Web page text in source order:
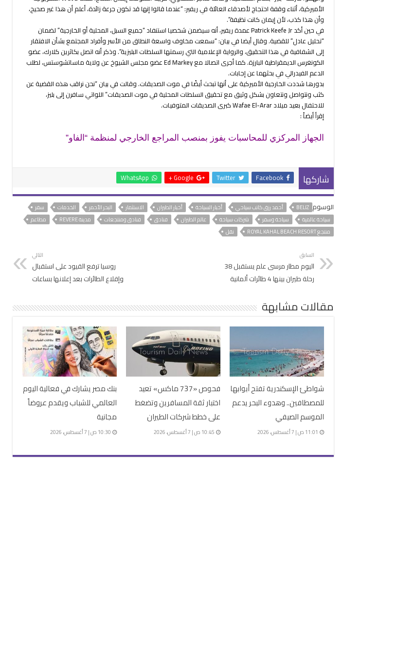
الأميركية، أثناء وقفة احتجاج لأصدقاء العائلة في ريفير: “عندما قالوا إنها قد تكون جرعة زائدة، أعلم أن هذا غير صحيح،
وأن هذا كذب، لأن إيمان كانت نظيفة”.
في حين أكد Patrick Keefe Jr عمدة ريفير، أنه سيضمن شخصيا استنفاد “جميع السبل، المحلية أو الخارجية” لضمان
“تحليل عادل” للقضية. وقال أيضا في بيان: “سمعت مخاوف واسعة النطاق من الأسر وأفراد المجتمع بشأن الافتقار
إلى الشفافية في هذا التحقيق، والرواية الإعلامية التي رسمتها السلطات البليزية”. وذكر أنه اتصل بكاثرين كلارك، عضو
الكونغرس الديمقراطية البارزة. كما أجرى اتصالا مع Ed Markey عضو مجلس الشيوخ عن ولاية ماساتشوستس، لطلب
الدعم الفيدرالي في بحثهما عن إجابات.
بدورها شددت الخارجية الأميركية على أنها تبحث أيضًا في موت الصديقات. وقالت في بيان “نحن نراقب هذه القضية عن
كثب ونتواصل ونتعاون بشكل وثيق مع تحقيق السلطات المحلية في موت الصديقات” اللواتي سافرن إلى بليز،
للاحتفال بعيد ميلاد Wafae El-Arar كبرى الصديقات المتوفيات.
إقرأ أيضاً :
الجهاز المركزي للمحاسبات يفوز بمنصب المراجع الخارجي لمنظمة “الفاو”
شاركها Facebook
Twitter
Google +
WhatsApp
الوسوم BELIZ أحمد رزق كاتب سياحي أخبار السياحة أخبار الطيران الاستثمار البحر الأحمر الخدمات
سفر
سياحة عالمية
سياحة وسفر شركات سياحة عالم الطيران فنادق فنادق ومنتجعات مدينة REVERE
مطاعم
منتجع ROYAL KAHAL BEACH RESORT
نقل
السابق
اليوم مطار مرسى علم يستقبل 38
رحلة طيران بينها 4 طائرات ألمانية
التالي
روسيا ترفع القيود على استقبال
وإقلاع الطائرات بعد إعلانها بساعات
مقالات مشابهة
شواطئ الإسكندرية تفتح أبوابها
للمصطافين.. وهدوء البحر يدعم
الموسم الصيفي
11:01 ص | 7 أغسطس، 2026
فحوص «737 ماكس» تعيد
اختبار ثقة المسافرين وتضغط
على خطط شركات الطيران
10:45 ص | 7 أغسطس، 2026
بنك مصر يشارك في فعالية اليوم
العالمي للشباب ويقدم عروضاً
مجانية
10:30 ص | 7 أغسطس، 2026